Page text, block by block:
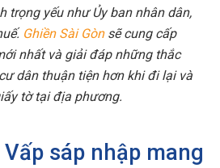
trọng yếu như Ủy ban nhân dân,
Ghiền Sài Gònsẽ cung cấp
nhất và giải đáp những thắc
dân thuận tiện hơn khi đi lại và
tờ tại địa phương.
sáp nhập mang